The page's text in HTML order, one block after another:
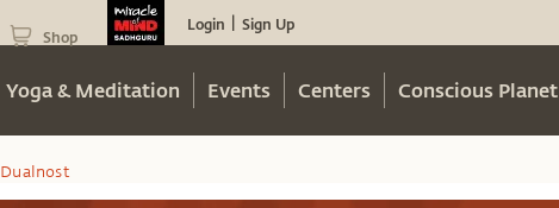
Shop
Login Sign Up
Yoga & Meditation Events Centers Conscious Planet
Dualnost